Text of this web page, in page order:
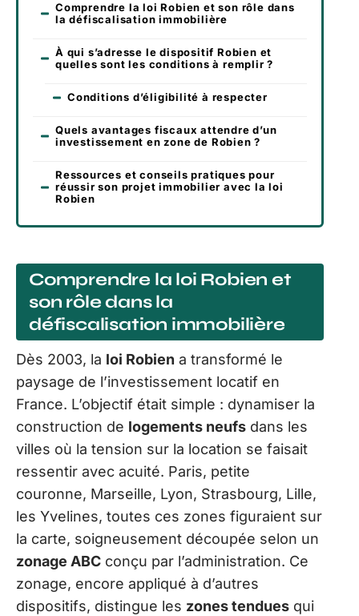
Comprendre la loi Robien et son rôle dans
la défiscalisation immobilière
À qui s’adresse le dispositif Robien et
quelles sont les conditions à remplir ?
Conditions d’éligibilité à respecter
Quels avantages fiscaux attendre d’un
investissement en zone de Robien ?
Ressources et conseils pratiques pour
réussir son projet immobilier avec la loi
Robien
Comprendre la loi Robien et
son rôle dans la
défiscalisation immobilière
Dès 2003, la loi Robien a transformé le
paysage de l’investissement locatif en
France. L’objectif était simple : dynamiser la
construction de logements neufs dans les
villes où la tension sur la location se faisait
ressentir avec acuité. Paris, petite
couronne, Marseille, Lyon, Strasbourg, Lille,
les Yvelines, toutes ces zones figuraient sur
la carte, soigneusement découpée selon un
zonage ABC conçu par l’administration. Ce
zonage, encore appliqué à d’autres
dispositifs, distingue les zones tendues qui